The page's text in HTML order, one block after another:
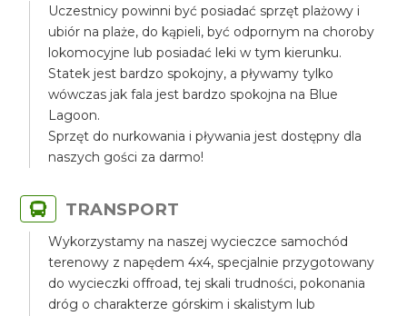
Uczestnicy powinni być posiadać sprzęt plażowy i
ubiór na plaże, do kąpieli, być odpornym na choroby
lokomocyjne lub posiadać leki w tym kierunku.
Statek jest bardzo spokojny, a pływamy tylko
wówczas jak fala jest bardzo spokojna na Blue
Lagoon.
Sprzęt do nurkowania i pływania jest dostępny dla
naszych gości za darmo!
TRANSPORT
Wykorzystamy na naszej wycieczce samochód
terenowy z napędem 4x4, specjalnie przygotowany
do wycieczki offroad, tej skali trudności, pokonania
dróg o charakterze górskim i skalistym lub